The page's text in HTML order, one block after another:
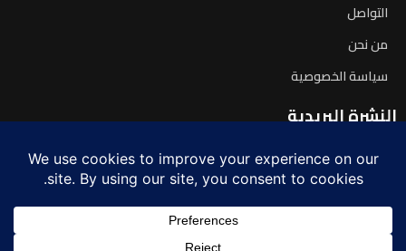
التواصل
من نحن
سياسة الخصوصية
النشرة البريدية